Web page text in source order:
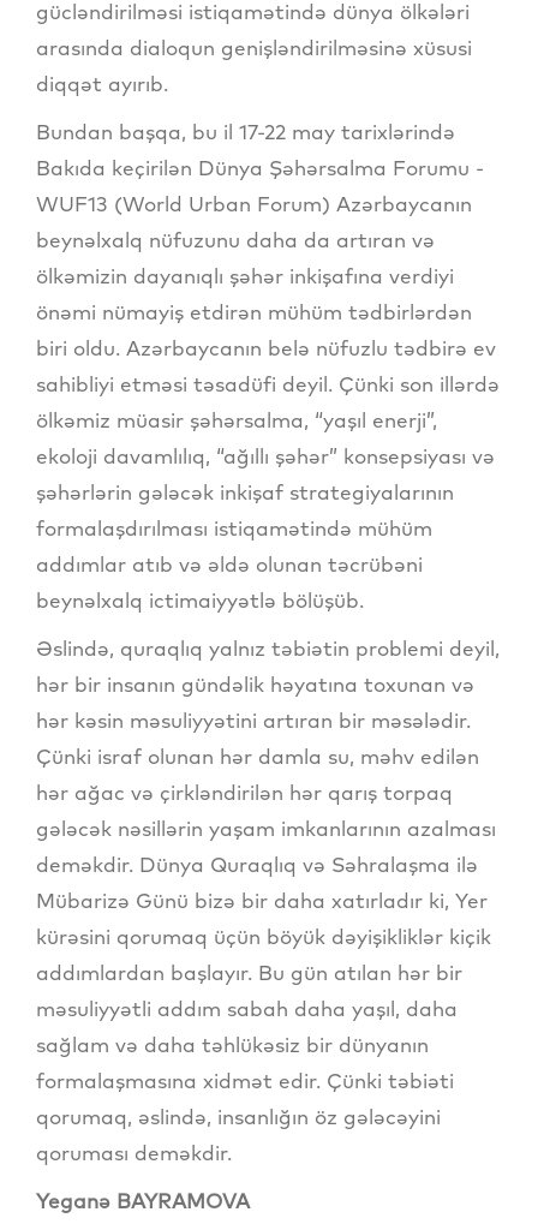
gücləndirilməsi istiqamətində dünya ölkələri
arasında dialoqun genişləndirilməsinə xüsusi
diqqət ayırıb.
Bundan başqa, bu il 17-22 may tarixlərində
Bakıda keçirilən Dünya Şəhərsalma Forumu -
WUF13 (World Urban Forum) Azərbaycanın
beynəlxalq nüfuzunu daha da artıran və
ölkəmizin dayanıqlı şəhər inkişafına verdiyi
önəmi nümayiş etdirən mühüm tədbirlərdən
biri oldu. Azərbaycanın belə nüfuzlu tədbirə ev
sahibliyi etməsi təsadüfi deyil. Çünki son illərdə
ölkəmiz müasir şəhərsalma, “yaşıl enerji”,
ekoloji davamlılıq, “ağıllı şəhər” konsepsiyası və
şəhərlərin gələcək inkişaf strategiyalarının
formalaşdırılması istiqamətində mühüm
addımlar atıb və əldə olunan təcrübəni
beynəlxalq ictimaiyyətlə bölüşüb.
Əslində, quraqlıq yalnız təbiətin problemi deyil,
hər bir insanın gündəlik həyatına toxunan və
hər kəsin məsuliyyətini artıran bir məsələdir.
Çünki israf olunan hər damla su, məhv edilən
hər ağac və çirkləndirilən hər qarış torpaq
gələcək nəsillərin yaşam imkanlarının azalması
deməkdir. Dünya Quraqlıq və Səhralaşma ilə
Mübarizə Günü bizə bir daha xatırladır ki, Yer
kürəsini qorumaq üçün böyük dəyişikliklər kiçik
addımlardan başlayır. Bu gün atılan hər bir
məsuliyyətli addım sabah daha yaşıl, daha
sağlam və daha təhlükəsiz bir dünyanın
formalaşmasına xidmət edir. Çünki təbiəti
qorumaq, əslində, insanlığın öz gələcəyini
qoruması deməkdir.
Yeganə BAYRAMOVA